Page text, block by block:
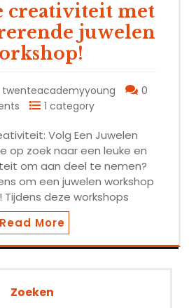
creativiteit met
juwelen
twenteacademyyoung
0
1 category
Volg Een Juwelen
op zoek naar een leuke en
om aan deel te nemen?
om een juwelen workshop
deze workshops
Read More
Zoeken